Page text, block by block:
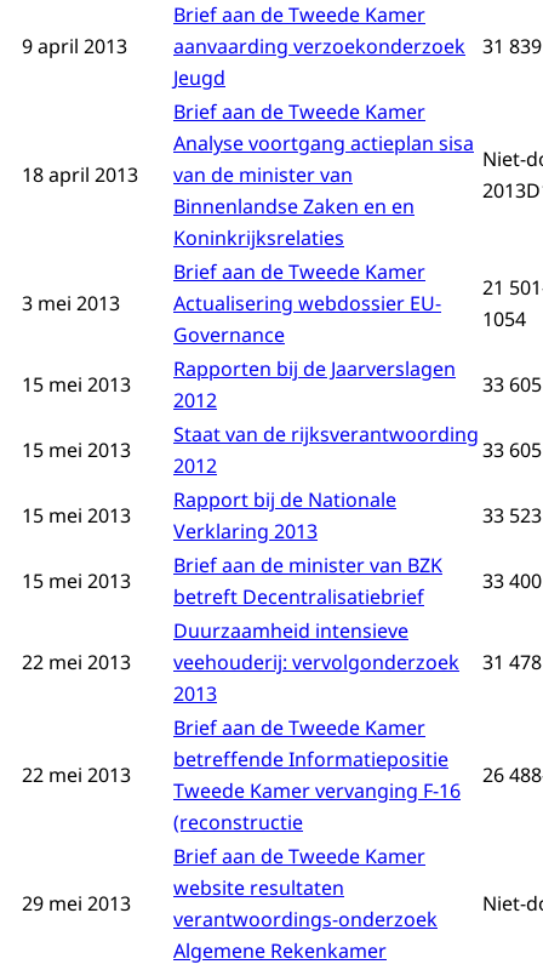
9 april 2013
Brief aan de Tweede Kamer
aanvaarding verzoekonderzoek
Jeugd
31
18 april 2013
Brief aan de Tweede Kamer
Analyse voortgang actieplan sisa
van de minister van
Binnenlandse Zaken en en
Koninkrijksrelaties
Niet-
3 mei 2013
Brief aan de Tweede Kamer
Actualisering webdossier EU-
Governance
21
1054
15 mei 2013
Rapporten bij de Jaarverslagen
2012
33 605
15 mei 2013
Staat van de rijksverantwoording
2012
33 605
15 mei 2013
Rapport bij de Nationale
Verklaring 2013
33 523
15 mei 2013
Brief aan de minister van BZK
betreft Decentralisatiebrief
33
22 mei 2013
Duurzaamheid intensieve
veehouderij: vervolgonderzoek
2013
31
22 mei 2013
Brief aan de Tweede Kamer
betreffende Informatiepositie
Tweede Kamer vervanging F-16
(reconstructie
26
29 mei 2013
Brief aan de Tweede Kamer
website resultaten
verantwoordings-onderzoek
Algemene Rekenkamer
Niet-